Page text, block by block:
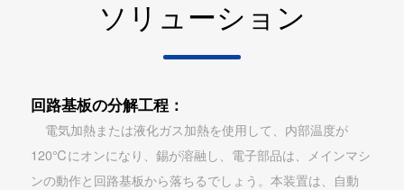
ソリューション
回路基板の分解工程：
電気加熱または液化ガス加熱を使用して、内部温度が
120℃にオンになり、錫が溶融し、電子部品は、メインマシ
ンの動作と回路基板から落ちるでしょう。本装置は、自動